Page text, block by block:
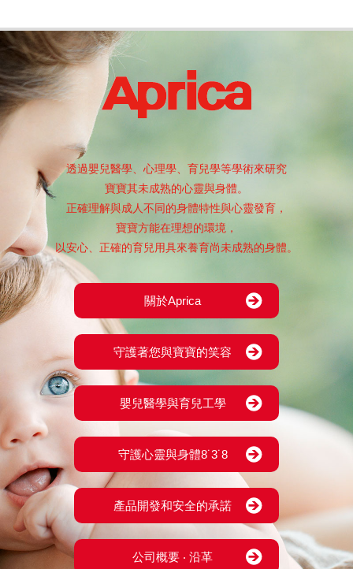
透過嬰兒醫學、心理學、育兒學等學術來研究
寶寶其未成熟的心靈與身體。
正確理解與成人不同的身體特性與心靈發育，
寶寶方能在理想的環境，
以安心、正確的育兒用具來養育尚未成熟的身體。
關於Aprica
守護著您與寶寶的笑容
嬰兒醫學與育兒工學
守護心靈與身體8˙3˙8
產品開發和安全的承諾
公司概要 ‧ 沿革